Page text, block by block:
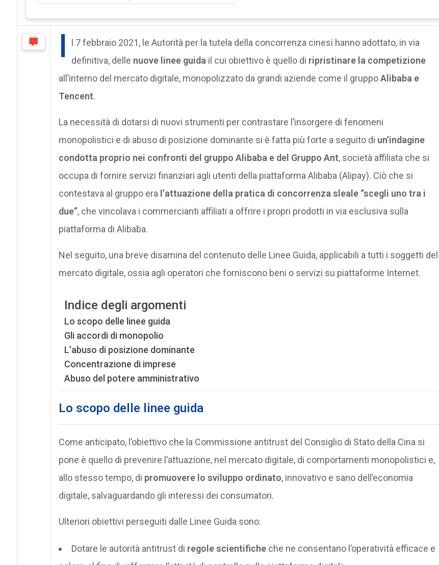
I
l 7 febbraio 2021, le Autorità per la tutela della concorrenza cinesi hanno adottato, in via
definitiva, delle nuove linee guida il cui obiettivo è quello di ripristinare la competizione
all’interno del mercato digitale, monopolizzato da grandi aziende come il gruppoAlibaba e
Tencent.
La necessità di dotarsi di nuovi strumenti per contrastare l’insorgere di fenomeni
monopolistici e di abuso di posizione dominante si è fatta più forte a seguito di un’indagine
condotta proprio nei confronti del gruppo Alibaba e del Gruppo Ant, società affiliata che si
occupa di fornire servizi finanziari agli utenti della piattaforma Alibaba (Alipay). Ciò che si
contestava al gruppo era l’attuazione della pratica di concorrenza sleale “scegli uno tra i
due”, che vincolava i commercianti affiliati a offrire i propri prodotti in via esclusiva sulla
piattaforma di Alibaba.
Nel seguito, una breve disamina del contenuto delle Linee Guida, applicabili a tutti i soggetti del
mercato digitale, ossia agli operatori che forniscono beni o servizi su piattaforme Internet.
Indice degli argomenti
Lo scopo delle linee guida
Gli accordi di monopolio
L’abuso di posizione dominante
Concentrazione di imprese
Abuso del potere amministrativo
Lo scopo delle linee guida
Come anticipato, l’obiettivo che la Commissione antitrust del Consiglio di Stato della Cina si
pone è quello di prevenire l’attuazione, nel mercato digitale, di comportamenti monopolistici e,
allo stesso tempo, di promuovere lo sviluppo ordinato, innovativo e sano dell’economia
digitale, salvaguardando gli interessi dei consumatori.
Ulteriori obiettivi perseguiti dalle Linee Guida sono:
Dotare le autorità antitrust di regole scientificheche ne consentano l’operatività efficace e